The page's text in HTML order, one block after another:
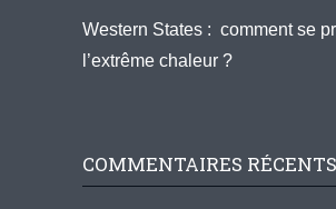
Western States : comment se
l’extrême chaleur ?
COMMENTAIRES RÉCENTS